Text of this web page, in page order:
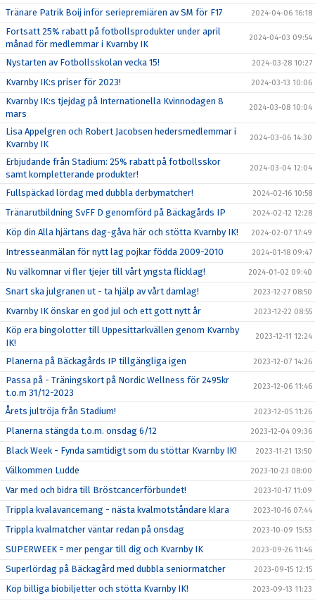
Tränare Patrik Boij inför seriepremiären av SM för F17 2024-04-06 16:18
Fortsatt 25% rabatt på fotbollsprodukter under april
månad för medlemmar i Kvarnby IK
2024-04-03 09:54
Nystarten av Fotbollsskolan vecka 15! 2024-03-28 10:27
Kvarnby IK:s priser för 2023! 2024-03-13 10:06
Kvarnby IK:s tjejdag på Internationella Kvinnodagen 8
mars
2024-03-08 10:04
Lisa Appelgren och Robert Jacobsen hedersmedlemmar i
Kvarnby IK
2024-03-06 14:30
Erbjudande från Stadium: 25% rabatt på fotbollsskor
samt kompletterande produkter!
2024-03-04 12:04
Fullspäckad lördag med dubbla derbymatcher! 2024-02-16 10:58
Tränarutbildning SvFF D genomförd på Bäckagårds IP 2024-02-12 12:28
Köp din Alla hjärtans dag-gåva här och stötta Kvarnby IK! 2024-02-07 17:49
Intresseanmälan för nytt lag pojkar födda 2009-2010 2024-01-18 09:47
Nu välkomnar vi fler tjejer till vårt yngsta flicklag! 2024-01-02 09:40
Snart ska julgranen ut - ta hjälp av vårt damlag! 2023-12-27 08:50
Kvarnby IK önskar en god jul och ett gott nytt år 2023-12-22 08:55
Köp era bingolotter till Uppesittarkvällen genom Kvarnby
IK!
2023-12-11 12:24
Planerna på Bäckagårds IP tillgängliga igen 2023-12-07 14:26
Passa på - Träningskort på Nordic Wellness för 2495kr
t.o.m 31/12-2023
2023-12-06 11:46
Årets jultröja från Stadium! 2023-12-05 11:26
Planerna stängda t.o.m. onsdag 6/12 2023-12-04 09:36
Black Week - Fynda samtidigt som du stöttar Kvarnby IK! 2023-11-21 13:50
Välkommen Ludde 2023-10-23 08:00
Var med och bidra till Bröstcancerförbundet! 2023-10-17 11:09
Trippla kvalavancemang - nästa kvalmotståndare klara 2023-10-16 07:44
Trippla kvalmatcher väntar redan på onsdag 2023-10-09 15:53
SUPERWEEK = mer pengar till dig och Kvarnby IK 2023-09-26 11:46
Superlördag på Bäckagård med dubbla seniormatcher 2023-09-15 12:15
Köp billiga biobiljetter och stötta Kvarnby IK! 2023-09-13 11:23